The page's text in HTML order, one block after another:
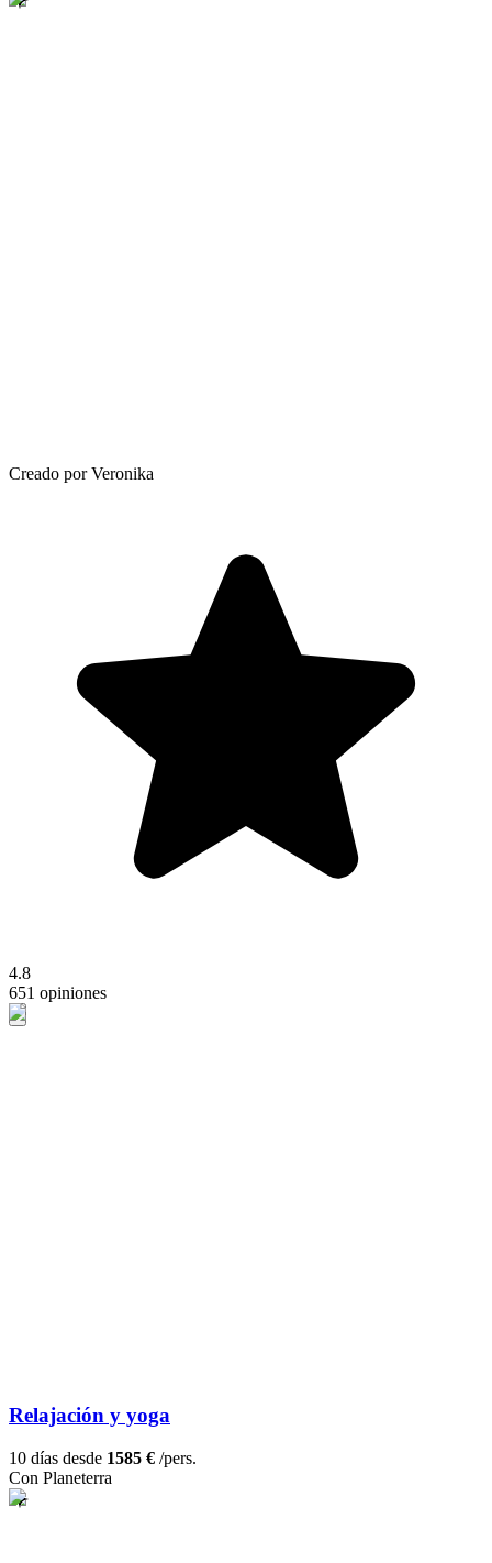
Creado por Veronika
4.8
651 opiniones
Relajación y yoga
10 días desde 1585 € /pers.
Con Planeterra